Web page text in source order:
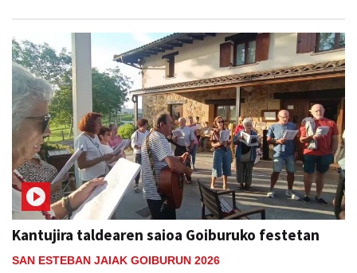
Kantujira taldearen saioa Goiburuko festetan
SAN ESTEBAN JAIAK GOIBURUN 2026